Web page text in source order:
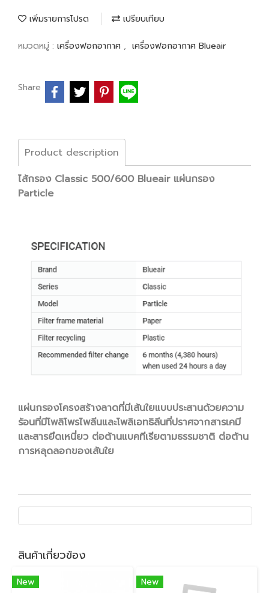
เพิ่มรายการโปรด เปรียบเทียบ
หมวดหมู่ : เครื่องฟอกอากาศ , เครื่องฟอกอากาศ Blueair
Share
Product description
ไส้กรอง Classic 500/600 Blueair แผ่นกรอง
Particle
แผ่นกรองโครงสร้างลาดที่มีเส้นใยแบบประสานด้วยความ
ร้อนที่มีโพลิโพรไพลีนและโพลิเอทธิลีนที่ปราศจากสารเคมี
และสารยึดเหนี่ยว ต่อต้านแบคทีเรียตามธรรมชาติ ต่อต้าน
การหลุดลอกของเส้นใย
สินค้าเกี่ยวข้อง
New New